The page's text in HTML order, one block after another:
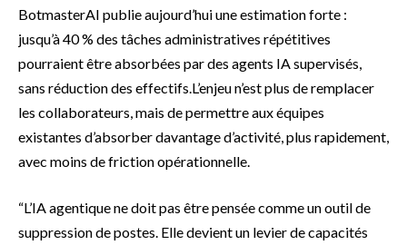
BotmasterAI publie aujourd’hui une estimation forte :
jusqu’à 40 % des tâches administratives répétitives
pourraient être absorbées par des agents IA supervisés,
sans réduction des effectifs.L’enjeu n’est plus de remplacer
les collaborateurs, mais de permettre aux équipes
existantes d’absorber davantage d’activité, plus rapidement,
avec moins de friction opérationnelle.
“L’IA agentique ne doit pas être pensée comme un outil de
suppression de postes. Elle devient un levier de capacités